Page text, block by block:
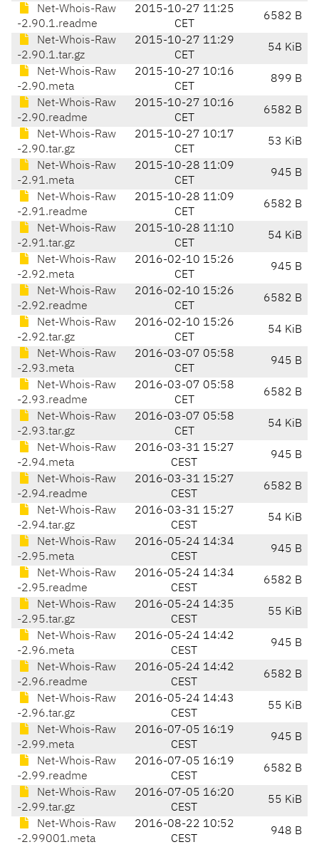
Net-Whois-Raw
-2.90.1.readme
2015-10-27 11:25
CET
6582 B
Net-Whois-Raw
-2.90.1.tar.gz
2015-10-27 11:29
CET
54 KiB
Net-Whois-Raw
-2.90.meta
2015-10-27 10:16
CET
899 B
Net-Whois-Raw
-2.90.readme
2015-10-27 10:16
CET
6582 B
Net-Whois-Raw
-2.90.tar.gz
2015-10-27 10:17
CET
53 KiB
Net-Whois-Raw
-2.91.meta
2015-10-28 11:09
CET
945 B
Net-Whois-Raw
-2.91.readme
2015-10-28 11:09
CET
6582 B
Net-Whois-Raw
-2.91.tar.gz
2015-10-28 11:10
CET
54 KiB
Net-Whois-Raw
-2.92.meta
2016-02-10 15:26
CET
945 B
Net-Whois-Raw
-2.92.readme
2016-02-10 15:26
CET
6582 B
Net-Whois-Raw
-2.92.tar.gz
2016-02-10 15:26
CET
54 KiB
Net-Whois-Raw
-2.93.meta
2016-03-07 05:58
CET
945 B
Net-Whois-Raw
-2.93.readme
2016-03-07 05:58
CET
6582 B
Net-Whois-Raw
-2.93.tar.gz
2016-03-07 05:58
CET
54 KiB
Net-Whois-Raw
-2.94.meta
2016-03-31 15:27
CEST
945 B
Net-Whois-Raw
-2.94.readme
2016-03-31 15:27
CEST
6582 B
Net-Whois-Raw
-2.94.tar.gz
2016-03-31 15:27
CEST
54 KiB
Net-Whois-Raw
-2.95.meta
2016-05-24 14:34
CEST
945 B
Net-Whois-Raw
-2.95.readme
2016-05-24 14:34
CEST
6582 B
Net-Whois-Raw
-2.95.tar.gz
2016-05-24 14:35
CEST
55 KiB
Net-Whois-Raw
-2.96.meta
2016-05-24 14:42
CEST
945 B
Net-Whois-Raw
-2.96.readme
2016-05-24 14:42
CEST
6582 B
Net-Whois-Raw
-2.96.tar.gz
2016-05-24 14:43
CEST
55 KiB
Net-Whois-Raw
-2.99.meta
2016-07-05 16:19
CEST
945 B
Net-Whois-Raw
-2.99.readme
2016-07-05 16:19
CEST
6582 B
Net-Whois-Raw
-2.99.tar.gz
2016-07-05 16:20
CEST
55 KiB
Net-Whois-Raw
-2.99001.meta
2016-08-22 10:52
CEST
948 B